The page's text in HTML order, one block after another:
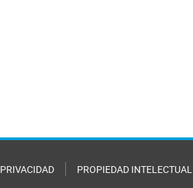
PRIVACIDAD PROPIEDAD INTELECTUAL